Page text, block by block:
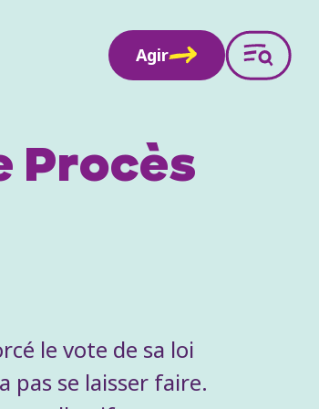
Agir
Procès
le vote de sa loi
pas se laisser faire.